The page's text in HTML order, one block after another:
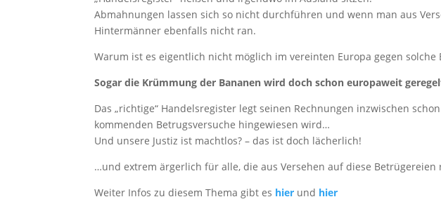
Abmahnungen lassen sich so nicht durchführen und wenn man aus
Hintermänner ebenfalls nicht ran.
Warum ist es eigentlich nicht möglich im vereinten Europa gegen solche
Sogar die Krümmung der Bananen wird doch schon europaweit
Das „richtige“ Handelsregister legt seinen Rechnungen inzwischen
kommenden Betrugsversuche hingewiesen wird…
Und unsere Justiz ist machtlos? – das ist doch lächerlich!
…und extrem ärgerlich für alle, die aus Versehen auf diese
Weiter Infos zu diesem Thema gibt es hier und hier